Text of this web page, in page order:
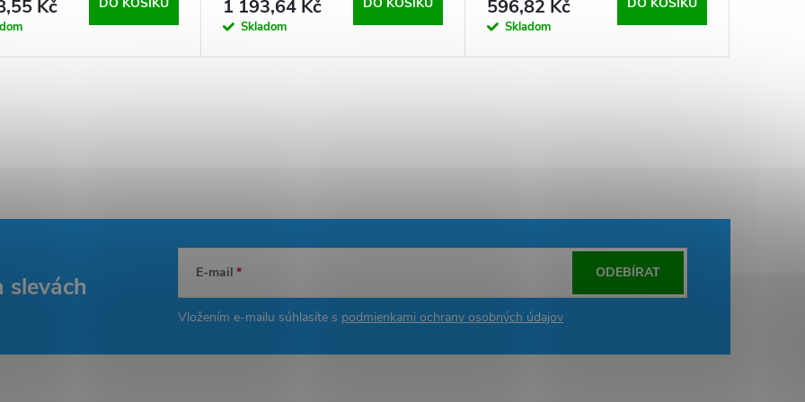
Kč 1 193,64 Kč
Skladom
596,82 Kč
Skladom
slevách E-mail
Vložením e-mailu súhlasíte s podmienkami ochrany osobných údajov
ODEBÍRAT